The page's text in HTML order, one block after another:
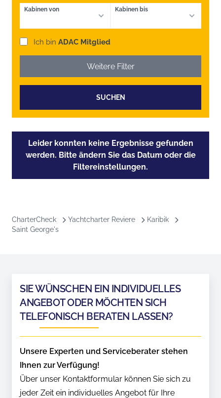
Kabinen von Kabinen bis
Ich bin ADAC Mitglied
Weitere Filter
SUCHEN
Leider konnten keine Ergebnisse gefunden
werden. Bitte ändern Sie das Datum oder die
Filtereinstellungen.
CharterCheck Yachtcharter Reviere
Karibik
Saint George's
SIE WÜNSCHEN EIN INDIVIDUELLES
ANGEBOT ODER MÖCHTEN SICH
TELEFONISCH BERATEN LASSEN?
Unsere Experten und Serviceberater stehen
Ihnen zur Verfügung!
Über unser Kontaktformular können Sie sich zu
jeder Zeit ein individuelles Angebot für Ihre